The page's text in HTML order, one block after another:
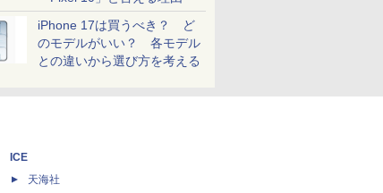
iPhone 17は買うべき？ ど
のモデルがいい？ 各モデル
との違いから選び方を考える
ICE
天海社